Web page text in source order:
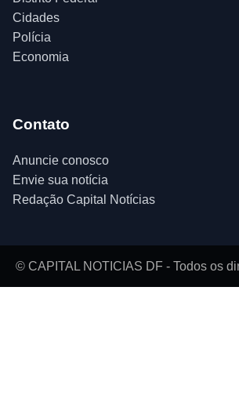
Cidades
Polícia
Economia
Contato
Anuncie conosco
Envie sua notícia
Redação Capital Notícias
© CAPITAL NOTICIAS DF - Todos os